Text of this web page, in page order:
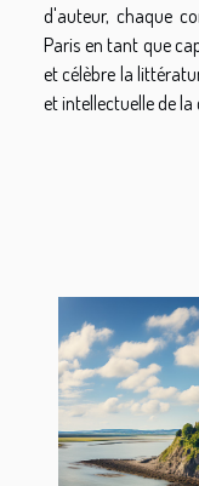
d'auteur, chaque
Paris en tant que
et célèbre la
et intellectuelle de la